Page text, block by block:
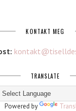
KONTAKT MEG
TRANSLATE
Powered by